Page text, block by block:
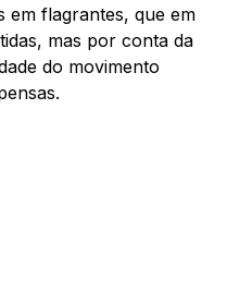
em flagrantes, que em
mas por conta da
do movimento